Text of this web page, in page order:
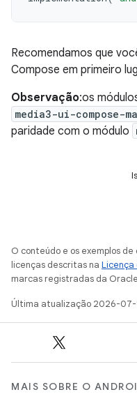
Recomendamos que
Compose em primeiro
Observação:os
media3-ui-compose-
paridade com o módulo
O conteúdo e os exemplos
licenças descritas na Licença
marcas registradas da
Última atualização 2026-07-
MAIS SOBRE O